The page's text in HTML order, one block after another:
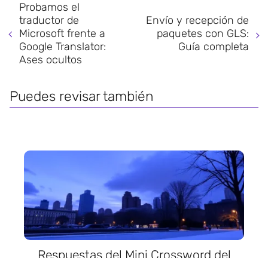
Probamos el
traductor de
Microsoft frente a
Google Translator:
Ases ocultos
Envío y recepción de
paquetes con GLS:
Guía completa
Puedes revisar también
Respuestas del Mini Crossword del